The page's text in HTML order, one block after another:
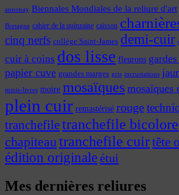
annonay Biennales Mondiales de la reliure d'art
Bretagne cahier de la quinzaine caisson
cinq nerfs collège Saint-James demi-cuir
cuir à coins dos lisse fleurons
papier cuve grandes marges gris incrustations
minis-livres moire mosaïques mosaïques
plein cuir remastérisé rouge
tranchefiletranchefile bicolore
chapiteautranchefile cuirtête
édition originaleétui
Mes dernières reliures